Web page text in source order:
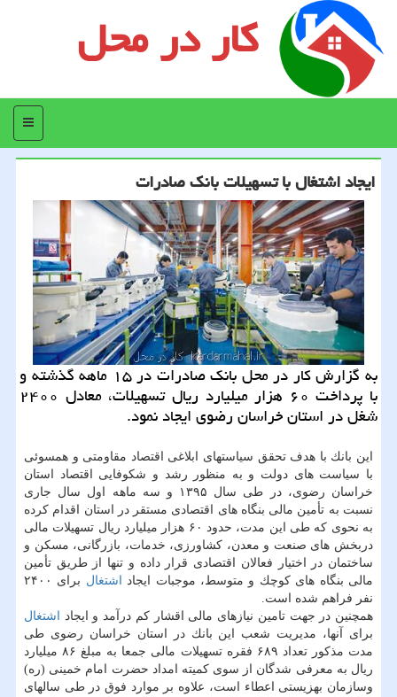
کار در محل
منو
ایجاد اشتغال با تسهیلات بانك صادرات
به گزارش كار در محل بانك صادرات در ۱۵ ماهه گذشته و
با پرداخت ۶۰ هزار میلیارد ریال تسهیلات، معادل ۲۴۰۰
شغل در استان خراسان رضوی ایجاد نمود.
این بانك با هدف تحقق سیاستهای ابلاغی اقتصاد مقاومتی و همسوئی
با سیاست های دولت و به منظور رشد و شكوفایی اقتصاد استان
خراسان رضوی، در طی سال ۱۳۹۵ و سه ماهه اول سال جاری
نسبت به تأمین مالی بنگاه های اقتصادی مستقر در استان اقدام كرده
به نحوی كه طی این مدت، حدود ۶۰ هزار میلیارد ریال تسهیلات مالی
دربخش های صنعت و معدن، كشاورزی، خدمات، بازرگانی، مسكن و
ساختمان در اختیار فعالان اقتصادی قرار داده و تنها از طریق تأمین
مالی بنگاه های كوچك و متوسط، موجبات ایجاد
اشتغال
برای ۲۴۰۰
نفر فراهم شده است.
همچنین در جهت تامین نیازهای مالی اقشار كم درآمد و ایجاد
اشتغال
برای آنها، مدیریت شعب این بانك در استان خراسان رضوی طی
مدت مذكور تعداد ۶۸۹ فقره تسهیلات مالی جمعا به مبلغ ۸۶ میلیارد
ریال به معرفی شدگان از سوی كمیته امداد حضرت امام خمینی (ره)
وسازمان بهزیستی اعطاء است، علاوه بر موارد فوق در طی سالهای